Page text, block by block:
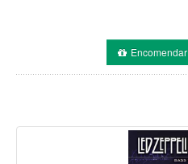
Encomendar